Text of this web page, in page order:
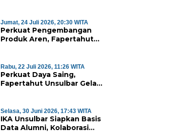
Klinik Perdana
Jumat, 24 Juli 2026, 20:30 WITA
Perkuat Pengembangan
Produk Aren, Fapertahut
Desa Saragian
Rabu, 22 Juli 2026, 11:26 WITA
Perkuat Daya Saing,
Fapertahut Unsulbar Gelar
Selasa, 30 Juni 2026, 17:43 WITA
IKA Unsulbar Siapkan Basis
Data Alumni, Kolaborasi